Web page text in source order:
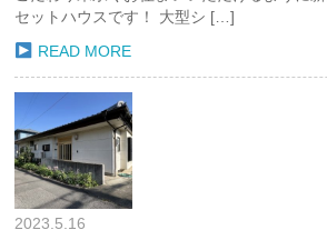
セットハウスです！ 大型シ […]
READ MORE
2023.5.16